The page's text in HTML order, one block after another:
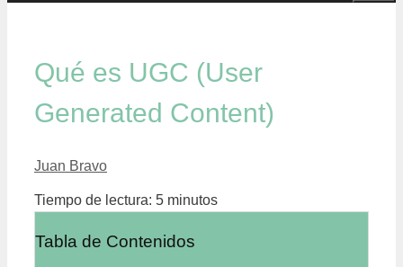
Qué es UGC (User
Generated Content)
Juan Bravo
Tiempo de lectura: 5 minutos
Tabla de Contenidos